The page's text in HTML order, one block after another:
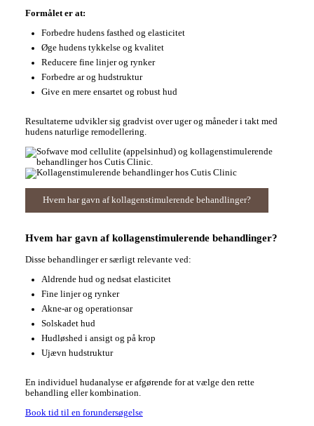
Formålet er at:
Forbedre hudens fasthed og elasticitet
Øge hudens tykkelse og kvalitet
Reducere fine linjer og rynker
Forbedre ar og hudstruktur
Give en mere ensartet og robust hud
Resultaterne udvikler sig gradvist over uger og måneder i takt med
hudens naturlige remodellering.
Hvem har gavn af kollagenstimulerende behandlinger?
Hvem har gavn af kollagenstimulerende behandlinger?
Disse behandlinger er særligt relevante ved:
Aldrende hud og nedsat elasticitet
Fine linjer og rynker
Akne-ar og operationsar
Solskadet hud
Hudløshed i ansigt og på krop
Ujævn hudstruktur
En individuel hudanalyse er afgørende for at vælge den rette
behandling eller kombination.
Book tid til en forundersøgelse